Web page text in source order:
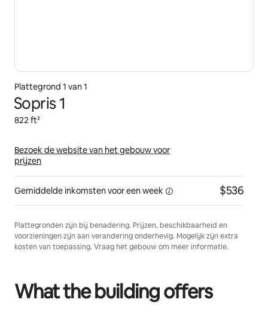
Plattegrond 1 van 1
Sopris 1
822 ft²
Bezoek de website van het gebouw voor
prijzen
Gemiddelde inkomsten vooreen week $536
Plattegronden zijn bij benadering. Prijzen, beschikbaarheid en
voorzieningen zijn aan verandering onderhevig. Mogelijk zijn extra
kosten van toepassing. Vraag het gebouw om meer informatie.
What the building offers